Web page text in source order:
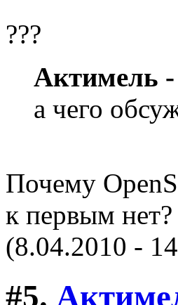
???
Актимель
а чего
Почему
к первым нет?
(8.04.2010 -
#5.